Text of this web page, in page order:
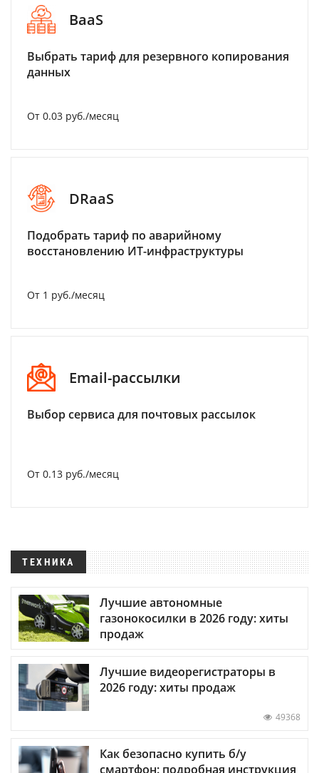
BaaS
Выбрать тариф для резервного копирования
данных
От 0.03 руб./месяц
DRaaS
Подобрать тариф по аварийному
восстановлению ИТ-инфраструктуры
От 1 руб./месяц
Email-рассылки
Выбор сервиса для почтовых рассылок
От 0.13 руб./месяц
ТЕХНИКА
Лучшие автономные
газонокосилки в 2026 году: хиты
продаж
Лучшие видеорегистраторы в
2026 году: хиты продаж
49368
Как безопасно купить б/у
смартфон: подробная инструкция